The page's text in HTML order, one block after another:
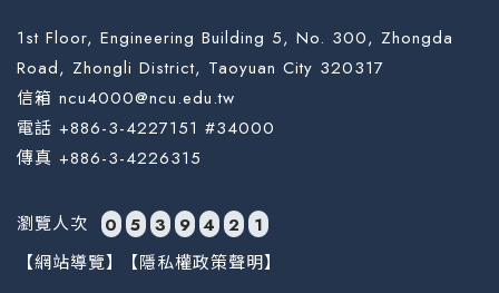
1st Floor, Engineering Building 5, No. 300, Zhongda
Road, Zhongli District, Taoyuan City 320317
信箱 ncu4000@ncu.edu.tw
電話 +886-3-4227151 #34000
傳真 +886-3-4226315
瀏覽人次 0 5 3 9 4 2
1
【網站導覽】
【隱私權政策聲明】